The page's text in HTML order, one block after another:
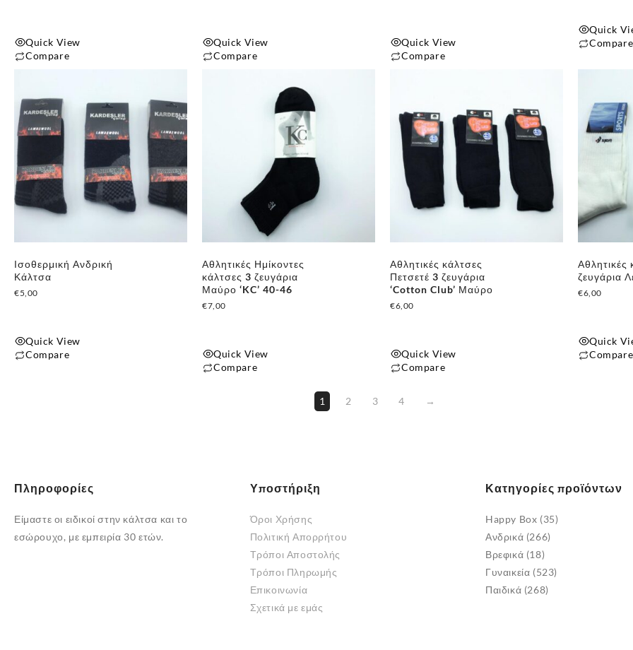
Quick View
Compare
Quick View
Compare
Quick View
Compare
Quick
Compare
έχει
πολλαπλές
επιλογές
μπορούν
να
σελίδα
του
Ισοθερμική Ανδρική
Κάλτσα
€5,00
Quick View
Compare
επιλογές
Αθλητικές Ημίκοντες
κάλτσες 3 ζευγάρια
Μαύρο ‘KC’ 40-46
€7,00
Quick View
Compare
Αθλητικές κάλτσες
Πετσετέ 3 ζευγάρια
‘Cotton Club’ Μαύρο
€6,00
Quick View
Compare
Αθλητικές
ζευγάρια
€6,00
Quick
Compare
επιλογές
1 2 3 4 →
Πληροφορίες
Είμαστε οι ειδικοί στην κάλτσα και το
εσώρουχο, με εμπειρία 30 ετών.
Υποστήριξη
Όροι Χρήσης
Πολιτική Απορρήτου
Τρόποι Αποστολής
Τρόποι Πληρωμής
Επικοινωνία
Σχετικά με εμάς
Κατηγορίες προϊόντων
Happy Box (35)
Ανδρικά (266)
Βρεφικά (18)
Γυναικεία (523)
Παιδικά (268)